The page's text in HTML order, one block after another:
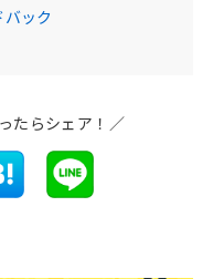
バック
たらシェア！／